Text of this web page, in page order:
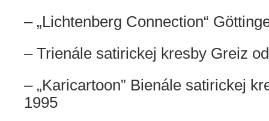
– „Lichtenberg Connection“
– Trienále satirickej kresby Greiz
– „Karicartoon” Bienále satirickej
1995